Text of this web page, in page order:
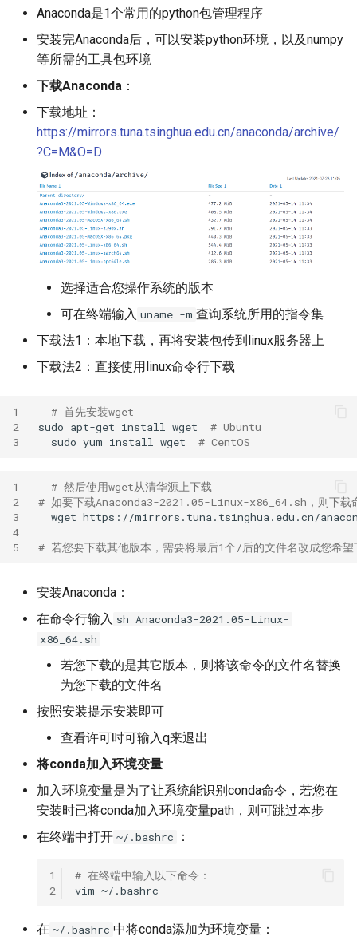
Anaconda是1个常用的python包管理程序
安装完Anaconda后，可以安装python环境，以及numpy
等所需的工具包环境
下载Anaconda ：
下载地址：
https://mirrors.tuna.tsinghua.edu.cn/anaconda/archive/
?C=M&O=D
选择适合您操作系统的版本
可在终端输入 uname -m 查询系统所用的指令集
下载法1：本地下载，再将安装包传到linux服务器上
下载法2：直接使用linux命令行下载
1
2
3
# 首先安装wget
sudo apt-get install wget
# Ubuntu
sudo yum install wget # CentOS
1
2
3
4
5
# 然后使用wget从清华源上下载
# 如要下载Anaconda3-2021.05-Linux-x86_64.sh，则下载
wget
# 若您要下载其他版本，需要将最后1个/后的文件名改成您希望
安装Anaconda：
在命令行输入 sh Anaconda3-2021.05-Linux-
x86_64.sh
若您下载的是其它版本，则将该命令的文件名替换
为您下载的文件名
按照安装提示安装即可
查看许可时可输入q来退出
将conda加入环境变量
加入环境变量是为了让系统能识别conda命令，若您在
安装时已将conda加入环境变量path，则可跳过本步
在终端中打开 ~/.bashrc ：
1
2
# 在终端中输入以下命令：
vim
在 ~/.bashrc 中将conda添加为环境变量：